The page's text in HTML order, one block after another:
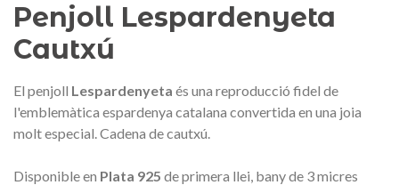
Penjoll Lespardenyeta
Cautxú
El penjoll Lespardenyeta és una reproducció fidel de
l'emblemàtica espardenya catalana convertida en una joia
molt especial. Cadena de cautxú.
Disponible en Plata 925 de primera llei, banyde 3 micres